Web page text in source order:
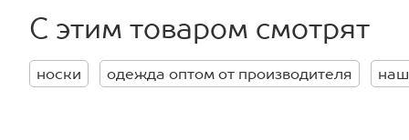
С этим товаром смотрят
носки одежда оптом от производителя